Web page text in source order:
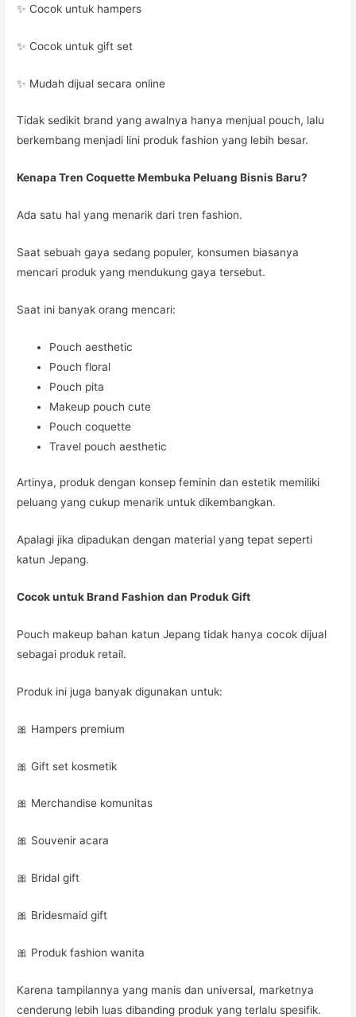
✨ Cocok untuk hampers
✨ Cocok untuk gift set
✨ Mudah dijual secara online
Tidak sedikit brand yang awalnya hanya menjual pouch, lalu
berkembang menjadi lini produk fashion yang lebih besar.
Kenapa Tren Coquette Membuka Peluang Bisnis Baru?
Ada satu hal yang menarik dari tren fashion.
Saat sebuah gaya sedang populer, konsumen biasanya
mencari produk yang mendukung gaya tersebut.
Saat ini banyak orang mencari:
Pouch aesthetic
Pouch floral
Pouch pita
Makeup pouch cute
Pouch coquette
Travel pouch aesthetic
Artinya, produk dengan konsep feminin dan estetik memiliki
peluang yang cukup menarik untuk dikembangkan.
Apalagi jika dipadukan dengan material yang tepat seperti
katun Jepang.
Cocok untuk Brand Fashion dan Produk Gift
Pouch makeup bahan katun Jepang tidak hanya cocok dijual
sebagai produk retail.
Produk ini juga banyak digunakan untuk:
🎀 Hampers premium
🎀 Gift set kosmetik
🎀 Merchandise komunitas
🎀 Souvenir acara
🎀 Bridal gift
🎀 Bridesmaid gift
🎀 Produk fashion wanita
Karena tampilannya yang manis dan universal, marketnya
cenderung lebih luas dibanding produk yang terlalu spesifik.